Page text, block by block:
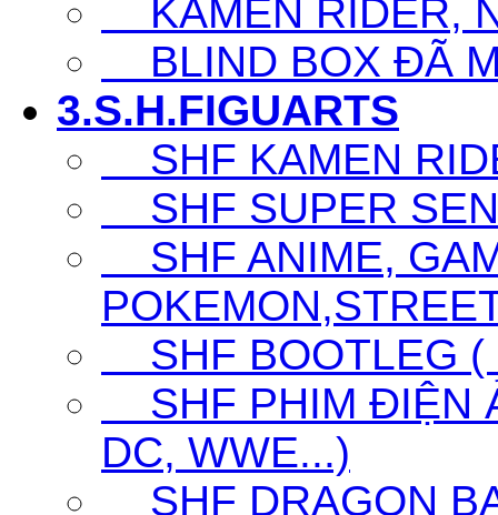
KAMEN RIDER,
BLIND BOX ĐÃ
3.S.H.FIGUARTS
SHF KAMEN
SHF SUPER
SHF ANIME,
SHF BOOTLEG (
SHF PHIM ĐIỆN
DC, WWE...)
SHF DRAGON